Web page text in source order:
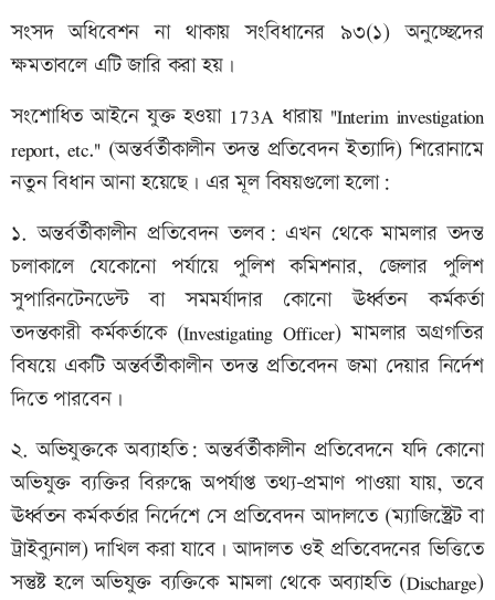
সংসদ অধিবেশন না থাকায় সংবিধানের ৯৩(১) অনুচ্ছেদের
ক্ষমতাবলে এটি জারি করা হয়।
সংশোধিত আইনে যুক্ত হওয়া 173A ধারায় "Interim investigation
report, etc." (অন্তর্বর্তীকালীন তদন্ত প্রতিবেদন ইত্যাদি) শিরোনামে
নতুন বিধান আনা হয়েছে। এর মূল বিষয়গুলো হলো:
১. অন্তর্বর্তীকালীন প্রতিবেদন তলব: এখন থেকে মামলার তদন্ত
চলাকালে যেকোনো পর্যায়ে পুলিশ কমিশনার, জেলার পুলিশ
সুপারিনটেনডেন্ট বা সমমর্যাদার কোনো ঊর্ধ্বতন কর্মকর্তা
তদন্তকারী কর্মকর্তাকে (Investigating Officer) মামলার অগ্রগতির
বিষয়ে একটি অন্তর্বর্তীকালীন তদন্ত প্রতিবেদন জমা দেয়ার নির্দেশ
দিতে পারবেন।
২. অভিযুক্তকে অব্যাহতি: অন্তর্বর্তীকালীন প্রতিবেদনে যদি কোনো
অভিযুক্ত ব্যক্তির বিরুদ্ধে অপর্যাপ্ত তথ্য-প্রমাণ পাওয়া যায়, তবে
ঊর্ধ্বতন কর্মকর্তার নির্দেশে সে প্রতিবেদন আদালতে (ম্যাজিস্ট্রেট বা
ট্রাইব্যুনাল) দাখিল করা যাবে। আদালত ওই প্রতিবেদনের ভিত্তিতে
সন্তুষ্ট হলে অভিযুক্ত ব্যক্তিকে মামলা থেকে অব্যাহতি (Discharge)